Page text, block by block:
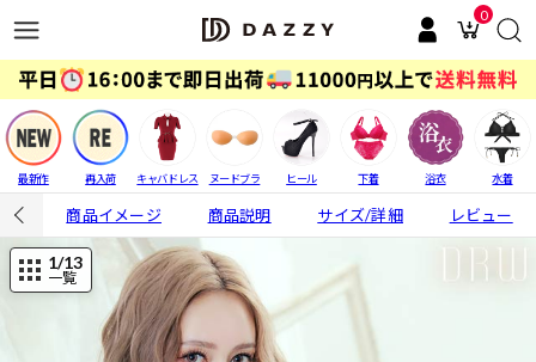
0
最新作 再入荷 キャバドレス ヌードブラ ヒール 下着 浴衣 水着
商品イメージ 商品説明 サイズ/詳細 レビュー
1/13
一覧